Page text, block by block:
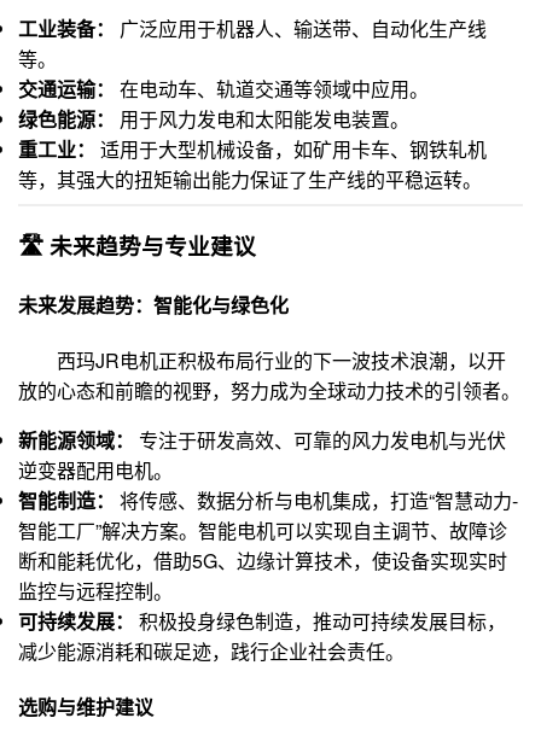
工业装备：
广泛应用于机器人、输送带、自动化生产线
等。
交通运输：
在电动车、轨道交通等领域中应用。
绿色能源：
用于风力发电和太阳能发电装置。
重工业：
适用于大型机械设备，如矿用卡车、钢铁轧机
等，其强大的扭矩输出能力保证了生产线的平稳运转。
🛣️ 未来趋势与专业建议
未来发展趋势：智能化与绿色化
西玛JR电机正积极布局行业的下一波技术浪潮，以开
放的心态和前瞻的视野，努力成为全球动力技术的引领者。
新能源领域：
专注于研发高效、可靠的风力发电机与光伏
逆变器配用电机。
智能制造：
将传感、数据分析与电机集成，打造“智慧动力-
智能工厂”解决方案。智能电机可以实现自主调节、故障诊
断和能耗优化，借助5G、边缘计算技术，使设备实现实时
监控与远程控制。
可持续发展：
积极投身绿色制造，推动可持续发展目标，
减少能源消耗和碳足迹，践行企业社会责任。
选购与维护建议